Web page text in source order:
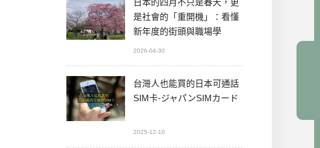
日本的四月不只是春天，更
是社會的「重開機」：看懂
新年度的街頭與職場學
2026-04-30
台灣人也能買的日本可通話
SIM卡-ジャパンSIMカード
2025-12-10